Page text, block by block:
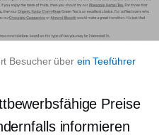
Besucher über ein Teeführer
Preise
informieren